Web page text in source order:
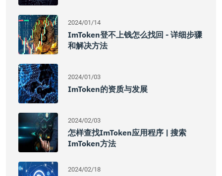
2024/01/14
ImToken登不上钱怎么找回 - 详细步骤
和解决方法
2024/01/03
ImToken的资质与发展
2024/02/03
怎样查找imToken应用程序 | 搜索
ImToken方法
2024/02/18